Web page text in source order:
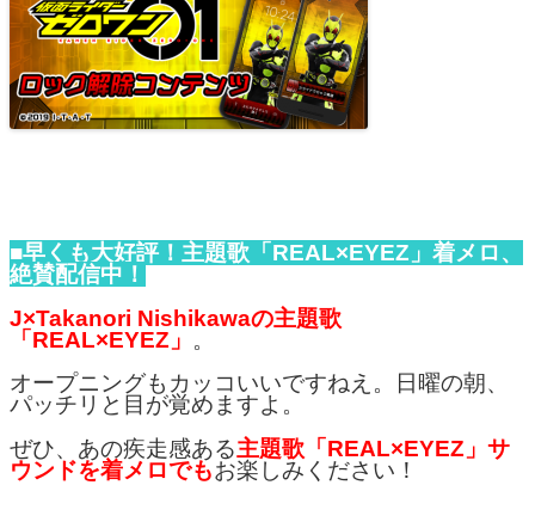
■早くも大好評！主題歌「REAL×EYEZ」着メロ、
絶賛配信中！
J×Takanori Nishikawaの主題歌
「REAL×EYEZ」 。
オープニングもカッコいいですねえ。日曜の朝、
パッチリと目が覚めますよ。
ぜひ、あの疾走感ある主題歌「REAL×EYEZ」サ
ウンドを着メロでもお楽しみください！